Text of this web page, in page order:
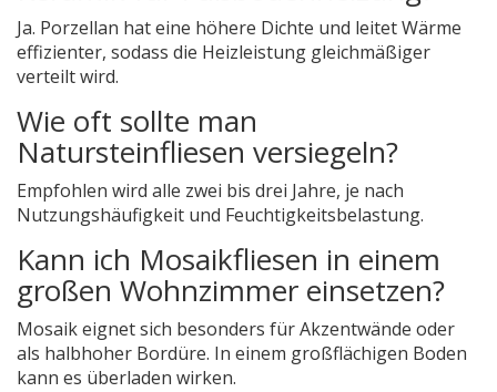
Ja. Porzellan hat eine höhere Dichte und leitet Wärme
effizienter, sodass die Heizleistung gleichmäßiger
verteilt wird.
Wie oft sollte man
Natursteinfliesen versiegeln?
Empfohlen wird alle zwei bis drei Jahre, je nach
Nutzungshäufigkeit und Feuchtigkeitsbelastung.
Kann ich Mosaikfliesen in einem
großen Wohnzimmer einsetzen?
Mosaik eignet sich besonders für Akzentwände oder
als halbhoher Bordüre. In einem großflächigen Boden
kann es überladen wirken.